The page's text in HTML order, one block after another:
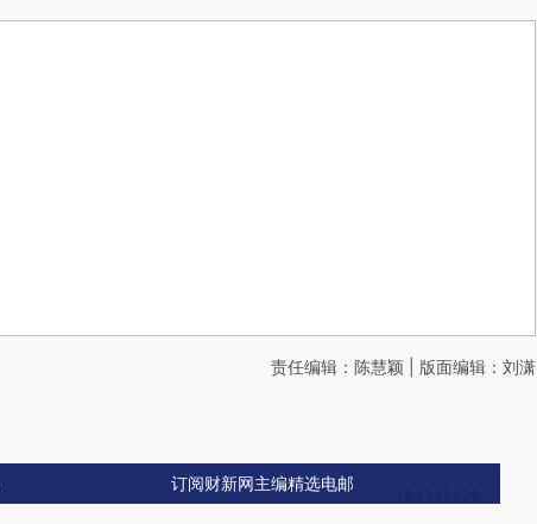
责任编辑：陈慧颖 | 版面编辑：刘潇
订阅财新网主编精选电邮